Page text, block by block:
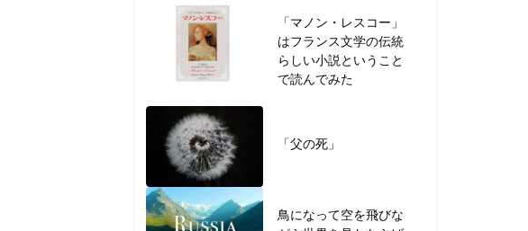
「マノン・レスコー」
はフランス文学の伝統
らしい小説ということ
で読んでみた
「父の死」
鳥になって空を飛びな